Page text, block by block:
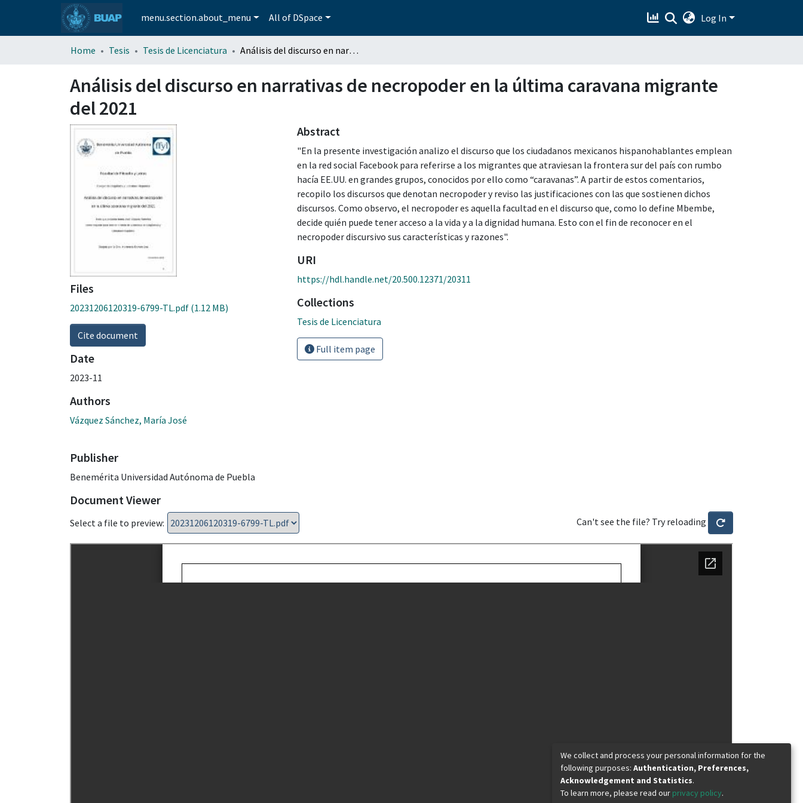
menu.section.about_menu All of DSpace Log In
Home Tesis Tesis de Licenciatura Análisis del discurso en narrativas de necropoder en la última caravana migrante del 2021
Análisis del discurso en narrativas de necropoder en la última caravana migrante
del 2021
Files
20231206120319-6799-TL.pdf (1.12 MB)
Cite document
Date
2023-11
Authors
Vázquez Sánchez, María José
Publisher
Benemérita Universidad Autónoma de Puebla
Abstract
"En la presente investigación analizo el discurso que los ciudadanos mexicanos hispanohablantes emplean
en la red social Facebook para referirse a los migrantes que atraviesan la frontera sur del país con rumbo
hacía EE.UU. en grandes grupos, conocidos por ello como “caravanas”. A partir de estos comentarios,
recopilo los discursos que denotan necropoder y reviso las justificaciones con las que sostienen dichos
discursos. Como observo, el necropoder es aquella facultad en el discurso que, como lo define Mbembe,
decide quién puede tener acceso a la vida y a la dignidad humana. Esto con el fin de reconocer en el
necropoder discursivo sus características y razones".
URI
https://hdl.handle.net/20.500.12371/20311
Collections
Tesis de Licenciatura
Full item page
Document Viewer
Select a file to preview: Can't see the file? Try reloading
We collect and process your personal information for the
following purposes: Authentication, Preferences,
Acknowledgement and Statistics.
To learn more, please read our privacy policy.